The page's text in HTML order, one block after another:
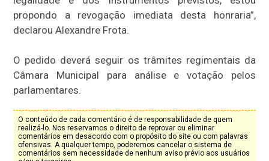
propondo a revogação imediata desta honraria”,
declarou Alexandre Frota.
O pedido deverá seguir os trâmites regimentais da
Câmara Municipal para análise e votação pelos
parlamentares.
O conteúdo de cada comentário é de responsabilidade de quem
realizá-lo. Nos reservamos o direito de reprovar ou eliminar
comentários em desacordo com o propósito do site ou com palavras
ofensivas. A qualquer tempo, poderemos cancelar o sistema de
comentários sem necessidade de nenhum aviso prévio aos usuários